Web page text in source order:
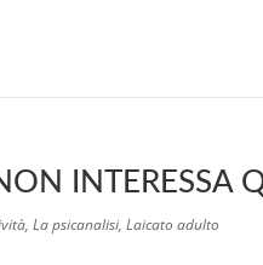
INTERESSA
, La psicanalisi, Laicato adulto